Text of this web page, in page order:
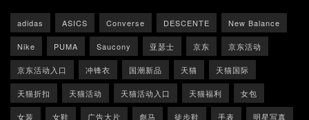
adidas ASICS Converse DESCENTE New Balance
Nike PUMA Saucony 亚瑟士 京东 京东活动
京东活动入口 冲锋衣 国潮新品 天猫 天猫国际
天猫折扣 天猫活动 天猫活动入口 天猫福利 女包
女装 女鞋 广告大片 彪马 徒步鞋 手表 明星写真